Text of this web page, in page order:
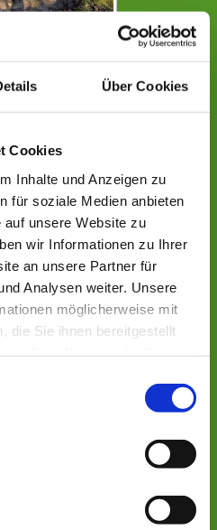
Über Cookies
Cookies
Inhalte und Anzeigen zu
für soziale Medien anbieten
unsere Website zu
wir Informationen zu Ihrer
an unsere Partner für
Analysen weiter. Unsere
möglicherweise mit
die Sie ihnen bereitgestellt